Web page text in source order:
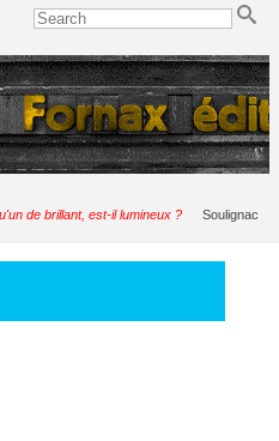
de brillant, est-il lumineux ? Soulignac